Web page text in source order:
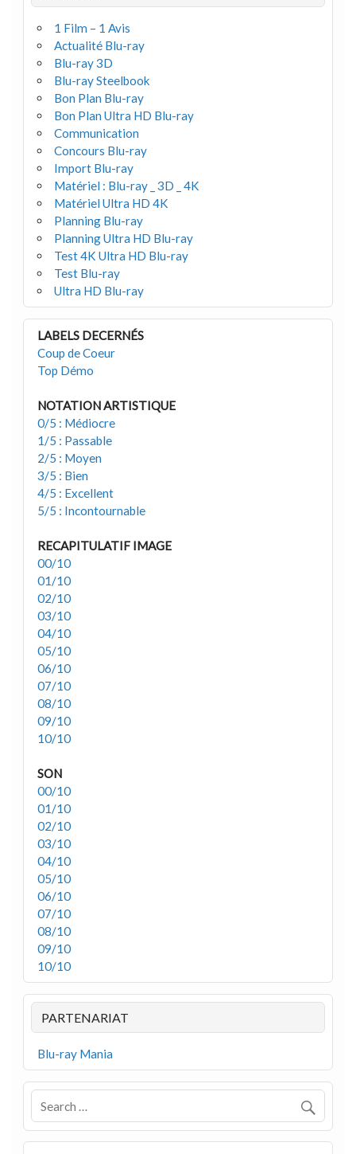
1 Film – 1 Avis
Actualité Blu-ray
Blu-ray 3D
Blu-ray Steelbook
Bon Plan Blu-ray
Bon Plan Ultra HD Blu-ray
Communication
Concours Blu-ray
Import Blu-ray
Matériel : Blu-ray _ 3D _ 4K
Matériel Ultra HD 4K
Planning Blu-ray
Planning Ultra HD Blu-ray
Test 4K Ultra HD Blu-ray
Test Blu-ray
Ultra HD Blu-ray
LABELS DECERNÉS
Coup de Coeur
Top Démo
NOTATION ARTISTIQUE
0/5 : Médiocre
1/5 : Passable
2/5 : Moyen
3/5 : Bien
4/5 : Excellent
5/5 : Incontournable
RECAPITULATIF IMAGE
00/10
01/10
02/10
03/10
04/10
05/10
06/10
07/10
08/10
09/10
10/10
SON
00/10
01/10
02/10
03/10
04/10
05/10
06/10
07/10
08/10
09/10
10/10
PARTENARIAT
Blu-ray Mania